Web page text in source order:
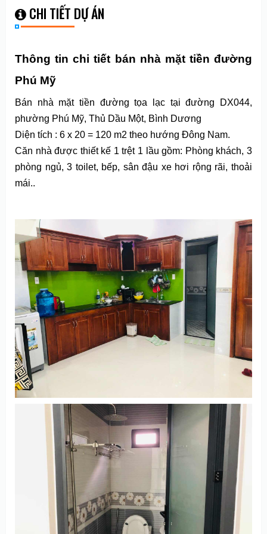
CHI TIẾT DỰ ÁN
Thông tin chi tiết bán nhà mặt tiền đường
Phú Mỹ
Bán nhà mặt tiền đường tọa lạc tại đường DX044,
phường Phú Mỹ, Thủ Dầu Một, Bình Dương
Diện tích : 6 x 20 = 120 m2 theo hướng Đông Nam.
Căn nhà được thiết kế 1 trệt 1 lầu gồm: Phòng khách, 3
phòng ngủ, 3 toilet, bếp, sân đậu xe hơi rộng rãi, thoải
mái..